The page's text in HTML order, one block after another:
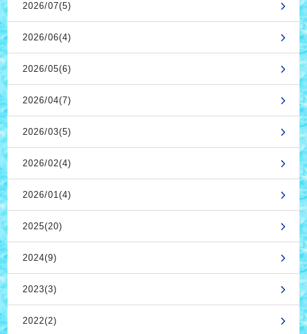
2026/07(5)
2026/06(4)
2026/05(6)
2026/04(7)
2026/03(5)
2026/02(4)
2026/01(4)
2025(20)
2024(9)
2023(3)
2022(2)